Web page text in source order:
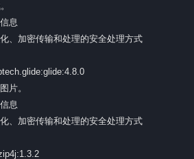
息
、加密传输和处理的安全处理方式
片。
息
、加密传输和处理的安全处理方式